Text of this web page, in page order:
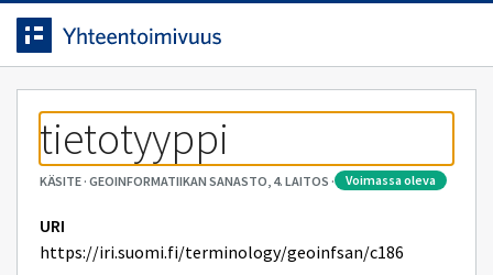
Siirrytty
sivulle
Siirry suoraan sisältöön.
tietotyyppi
KÄSITE· GEOINFORMATIIKAN SANASTO, 4. LAITOS · voimassa oleva
URI
https://iri.suomi.fi/terminology/geoinfsan/c186